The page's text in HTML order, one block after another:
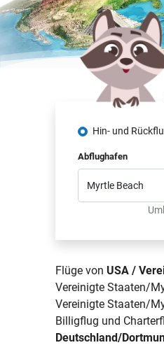
Hin- und
Abflughafen
Flüge von USA /
Vereinigte Staaten/
Vereinigte Staaten/
Billigflug und
Deutschland/